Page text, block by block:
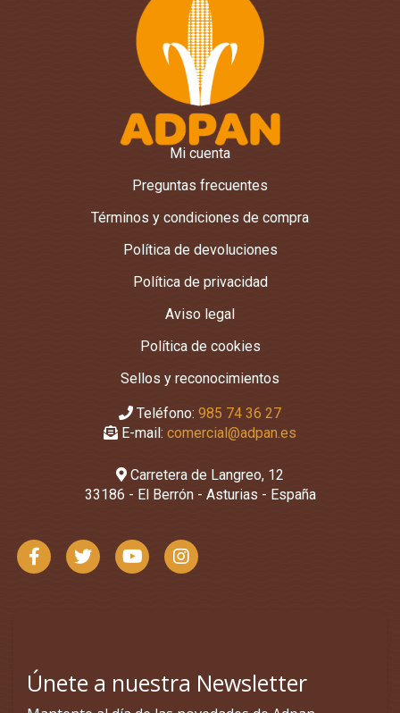
Mi cuenta
Preguntas frecuentes
Términos y condiciones de compra
Política de devoluciones
Política de privacidad
Aviso legal
Política de cookies
Sellos y reconocimientos
Teléfono: 985 74 36 27
E-mail: comercial@adpan.es
Carretera de Langreo, 12
33186 - El Berrón - Asturias - España